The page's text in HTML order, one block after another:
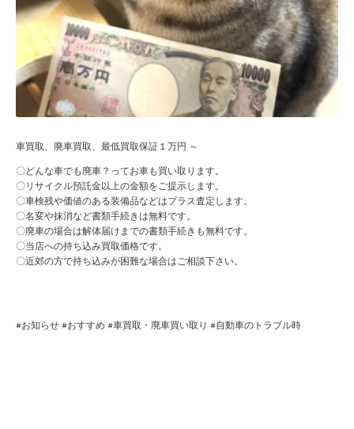
車買取、廃車買取、最低買取保証１万円 ～
〇どんな車でも廃車？ってお車も買い取ります。
〇リサイクル預託金以上の金額をご提示します。
〇車検残や価値のある装備品などはプラス査定します。
〇名変や抹消など書類手続きは無料です。
〇廃車の場合は解体届けまでの書類手続きも無料です。
〇当店への持ち込み買取価格です。
〇近郊の方で持ち込みが困難な場合はご相談下さい。
#お知らせ #おすすめ #車買取・廃車買い取り #自動車のトラブル時